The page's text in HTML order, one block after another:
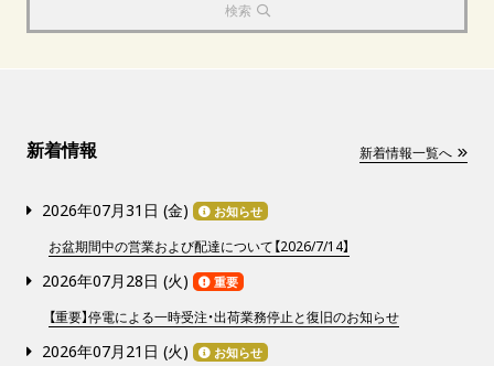
検索
新着情報 新着情報一覧へ
2026年07月31日 (金) お知らせ
お盆期間中の営業および配達について【2026/7/14】
2026年07月28日 (火) 重要
【重要】停電による一時受注・出荷業務停止と復旧のお知らせ
2026年07月21日 (火) お知らせ